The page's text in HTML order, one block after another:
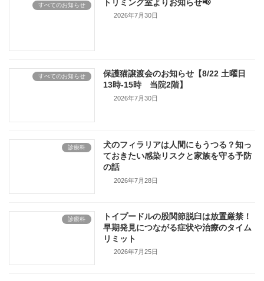
すべてのお知らせ トリミング室よりお知らせ📢
2026年7月30日
すべてのお知らせ
保護猫譲渡会のお知らせ【8/22 土曜日
13時-15時 当院2階】
2026年7月30日
診療科
犬のフィラリアは人間にもうつる？知っ
ておきたい感染リスクと家族を守る予防
の話
2026年7月28日
診療科
トイプードルの股関節脱臼は放置厳禁！
早期発見につながる症状や治療のタイム
リミット
2026年7月25日